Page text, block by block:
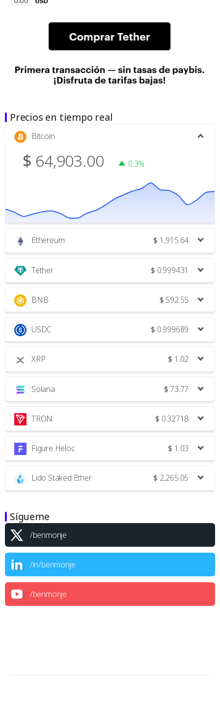
Precios en tiempo real
Bitcoin
$ 64,903.00 0.3%
Ethereum $ 1,915.64
Tether $ 0.999431
BNB $ 592.55
USDC $ 0.999689
XRP $ 1.02
Solana $73.77
TRON $ 0.32718
Figure Heloc $ 1.03
Lido Staked Ether $ 2,265.05
Sígueme
/benmonje
/in/benmonje
/benmonje